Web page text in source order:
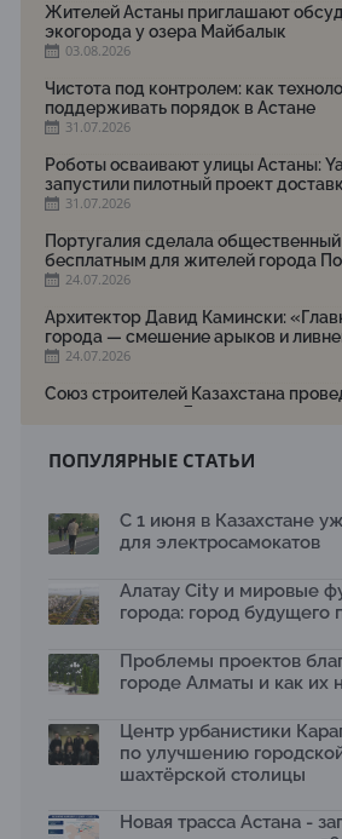
Жителей Астаны приглашают
экогорода у озера Майбалык
03.08.2026
Чистота под контролем: как
поддерживать порядок в Астане
31.07.2026
Роботы осваивают улицы Астаны:
запустили пилотный проект
31.07.2026
Португалия сделала
бесплатным для жителей города
24.07.2026
Архитектор Давид Камински:
города — смешение арыков и
24.07.2026
Союз строителей Казахстана
мероприятие ко Дню строителя
Новый Строительный кодекс: что
17.07.2026
рободоставки в Астане
15.07.2026
2026 принимает заявки до 31 июля
13.07.2026
темой новой выставки в
13.07.2026
Қазақстан»: воспитанники
отходам
ПОПУЛЯРНЫЕ СТАТЬИ
С 1 июня в Казахстане
для электросамокатов
Алатау City и мировые
города: город будущего
Проблемы проектов
городе Алматы и как их
Центр урбанистики
по улучшению
шахтёрской столицы
Новая трасса Астана -